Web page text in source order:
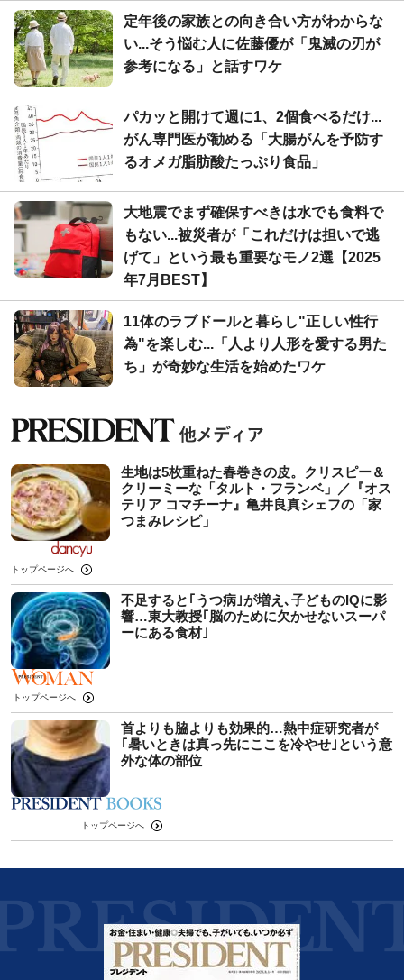
定年後の家族との向き合い方がわからな
い...そう悩む人に佐藤優が「鬼滅の刃が
参考になる」と話すワケ
パカッと開けて週に1、2個食べるだけ...
がん専門医が勧める「大腸がんを予防す
るオメガ脂肪酸たっぷり食品」
大地震でまず確保すべきは水でも食料で
もない...被災者が「これだけは担いで逃
げて」という最も重要なモノ2選【2025
年7月BEST】
11体のラブドールと暮らし"正しい性行
為"を楽しむ...「人より人形を愛する男た
ち」が奇妙な生活を始めたワケ
生地は5枚重ねた春巻きの皮。クリスピー＆
クリーミーな「タルト・フランベ」／『オス
テリア コマチーナ』亀井良真シェフの「家
つまみレシピ」
トップページへ
不足すると｢うつ病｣が増え､子どものIQに影
響…東大教授｢脳のために欠かせないスーパ
ーにある食材｣
トップページへ
首よりも脇よりも効果的…熱中症研究者が
｢暑いときは真っ先にここを冷やせ｣という意
外な体の部位
トップページへ